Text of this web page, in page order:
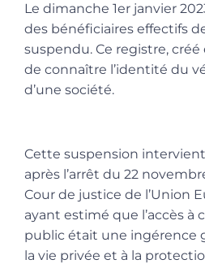
Le dimanche 1er janvier
des bénéficiaires effectifs
suspendu. Ce registre,
de connaître l’identité du
d’une société.
Cette suspension
après l’arrêt du 22
Cour de justice de l’Union
ayant estimé que l’accès à
public était une ingérence
la vie privée et à la